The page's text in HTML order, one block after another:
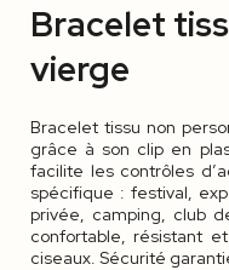
Bracelet
vierge
Bracelet tissu non
grâce à son clip en
facilite les contrôles
spécifique : festival,
privée, camping, club
confortable, résistant
ciseaux. Sécurité